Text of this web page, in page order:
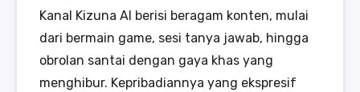
Kanal Kizuna AI berisi beragam konten, mulai
dari bermain game, sesi tanya jawab, hingga
obrolan santai dengan gaya khas yang
menghibur. Kepribadiannya yang ekspresif